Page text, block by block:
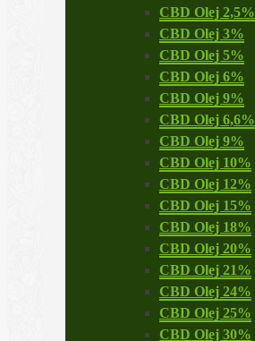
CBD Olej 2,5%
CBD Olej 3%
CBD Olej 5%
CBD Olej 6%
CBD Olej 9%
CBD Olej 6,6%
CBD Olej 9%
CBD Olej 10%
CBD Olej 12%
CBD Olej 15%
CBD Olej 18%
CBD Olej 20%
CBD Olej 21%
CBD Olej 24%
CBD Olej 25%
CBD Olej 30%